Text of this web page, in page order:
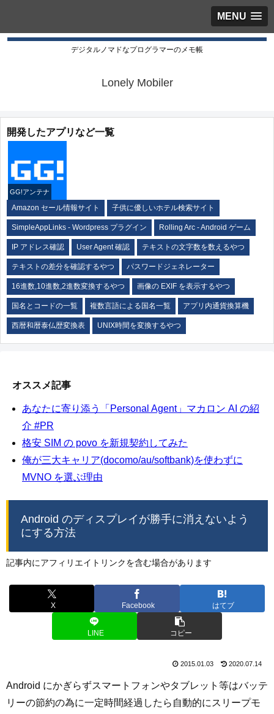
MENU
デジタルノマドなプログラマーのメモ帳
Lonely Mobiler
開発したアプリなど一覧
GG!アンテナ
Amazon セール情報サイト 子供に優しいホテル検索サイト
SimpleAppLinks - Wordpress プラグイン Rolling Arc - Android ゲーム
IP アドレス確認 User Agent 確認 テキストの文字数を数えるやつ
テキストの差分を確認するやつ パスワードジェネレーター
16進数,10進数,2進数変換するやつ 画像の EXIF を表示するやつ
国名とコードの一覧 複数言語による国名一覧 アプリ内通貨換算機
西暦和暦泰仏歴変換表 UNIX時間を変換するやつ
オススメ記事
あなたに寄り添う「Personal Agent」マカロン AI の紹
介 #PR
格安 SIM の povo を新規契約してみた
俺が三大キャリア(docomo/au/softbank)を使わずに
MVNO を選ぶ理由
Android のディスプレイが勝手に消えないよう
にする方法
記事内にアフィリエイトリンクを含む場合があります
X Facebook はてブ
LINE コピー
2015.01.03 2020.07.14
Android にかぎらずスマートフォンやタブレット等はバッテ
リーの節約の為に一定時間経過したら自動的にスリープモ